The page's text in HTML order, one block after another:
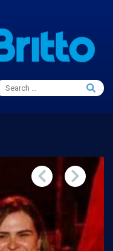
Search
for:
Search